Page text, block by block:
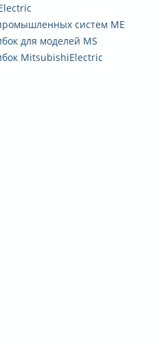
систем ME
для моделей MS
MitsubishiElectric